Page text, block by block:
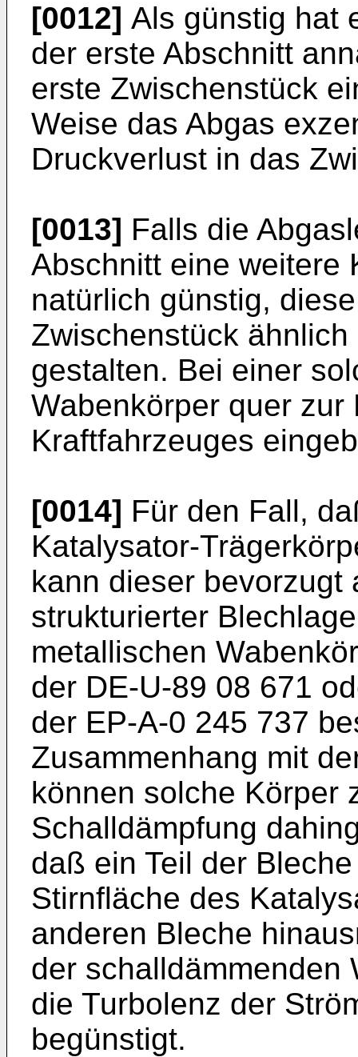
[0012] Als günstig hat
der erste Abschnitt
erste Zwischenstück
Weise das Abgas
Druckverlust in das
[0013] Falls die
Abschnitt eine weitere
natürlich günstig,
Zwischenstück
gestalten. Bei einer
Wabenkörper quer
Kraftfahrzeuges
[0014] Für den Fall,
Katalysator-
kann dieser bevorzugt
strukturierter
metallischen
der DE-U-89 08 671
der EP-A-0 245 737
Zusammenhang mit
können solche Körper
Schalldämpfung
daß ein Teil der
Stirnfläche des
anderen Bleche
der schalldämmenden
die Turbolenz der
begünstigt.